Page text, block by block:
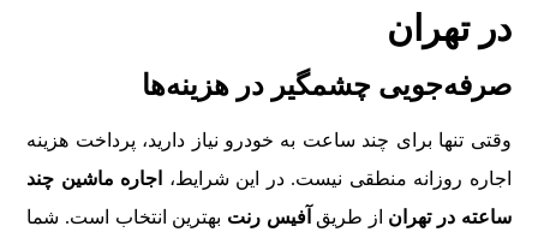
در تهران
صرفه‌جویی چشمگیر در هزینه‌ها
وقتی تنها برای چند ساعت به خودرو نیاز دارید، پرداخت هزینه
اجاره روزانه منطقی نیست. در این شرایط،
اجاره ماشین چند
ساعته در تهران از طریق آفیس رنت بهترین انتخاب است. شما